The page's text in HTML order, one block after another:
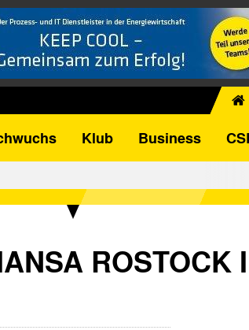
Klub Business
ROSTOCK